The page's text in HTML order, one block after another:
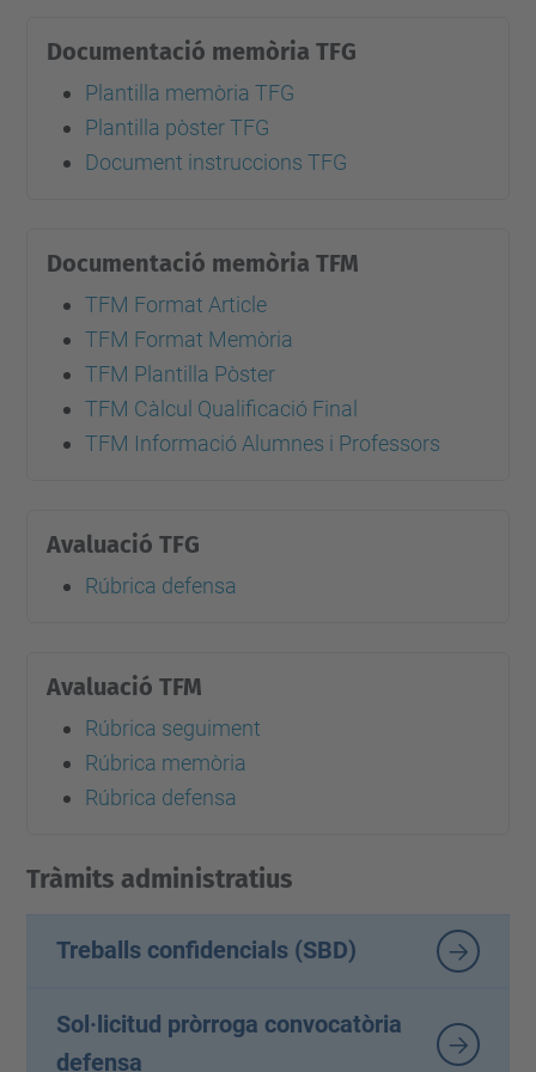
Documentació memòria TFG
Plantilla memòria TFG
Plantilla pòster TFG
Document instruccions TFG
Documentació memòria TFM
TFM Format Article
TFM Format Memòria
TFM Plantilla Pòster
TFM Càlcul Qualificació Final
TFM Informació Alumnes i Professors
Avaluació TFG
Rúbrica defensa
Avaluació TFM
Rúbrica seguiment
Rúbrica memòria
Rúbrica defensa
Tràmits administratius
Treballs confidencials (SBD)
Sol·licitud pròrroga convocatòria
defensa